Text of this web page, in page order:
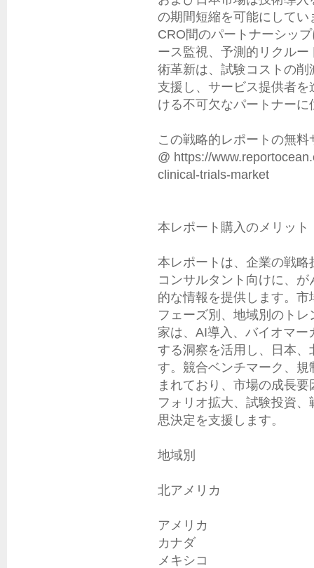
の期間短縮を可能にして
CRO間のパートナーシッ
ース監視、予測的リクル
術革新は、試験コストの
支援し、サービス提供者
ける不可欠なパートナーに
この戦略的レポートの無
@ https://
clinical-trials-market
本レポート購入のメリッ
本レポートは、企業の戦
コンサルタント向けに、
的な情報を提供します。
フェーズ別、地域別のト
家は、AI導入、バイオマ
する洞察を活用し、日本
す。競合ベンチマーク、
まれており、市場の成長
フォリオ拡大、試験投資
思決定を支援します。
地域別
北アメリカ
アメリカ
カナダ
メキシコ